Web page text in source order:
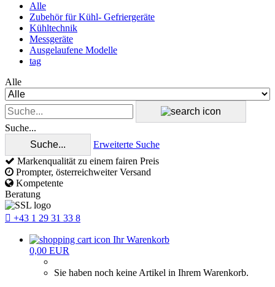
Alle
Zubehör für Kühl- Gefriergeräte
Kühltechnik
Messgeräte
Ausgelaufene Modelle
tag
Alle
Suche...
Suche...
Erweiterte Suche
Markenqualität zu einem fairen Preis
Prompter, österreichweiter Versand
Kompetente
Beratung
+43 1 29 31 33 8
Ihr Warenkorb
0,00 EUR
Sie haben noch keine Artikel in Ihrem Warenkorb.